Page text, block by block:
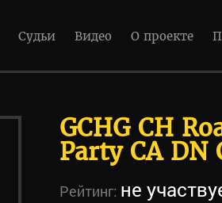
Судьи Видео О проекте
GCHG CH
Party CA DN
Рейтинг: не